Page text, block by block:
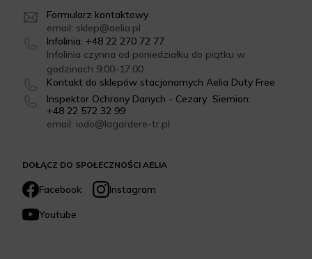
DOŁĄCZ DO SPOŁECZNOŚCI AELIA
Facebook
Instagram
Youtube
Formularz kontaktowy
email: sklep@aelia.pl
Infolinia: +48 22 270 72 77
Infolinia czynna od poniedziałku do piątku w
godzinach 9:00-17:00
Kontakt do sklepów stacjonarnych Aelia Duty Free
Inspektor Ochrony Danych - Cezary Siemion:
+48 22 572 32 99
email: iodo@lagardere-tr.pl